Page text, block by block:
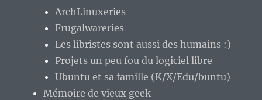
ArchLinuxeries
Frugalwareries
Les libristes sont aussi des humains :)
Projets un peu fou du logiciel libre
Ubuntu et sa famille (K/X/Edu/buntu)
Mémoire de vieux geek